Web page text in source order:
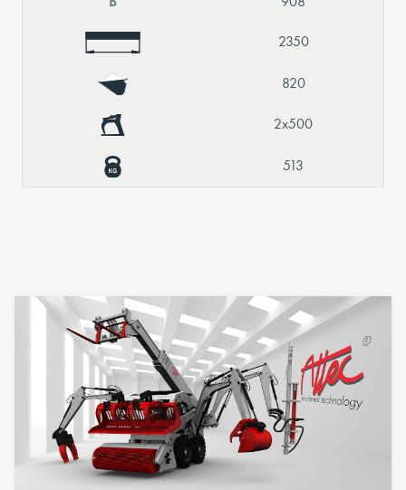
2350
820
2x500
513